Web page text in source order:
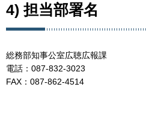
4) 担当部署名
総務部知事公室広聴広報課
電話：087-832-3023
FAX：087-862-4514